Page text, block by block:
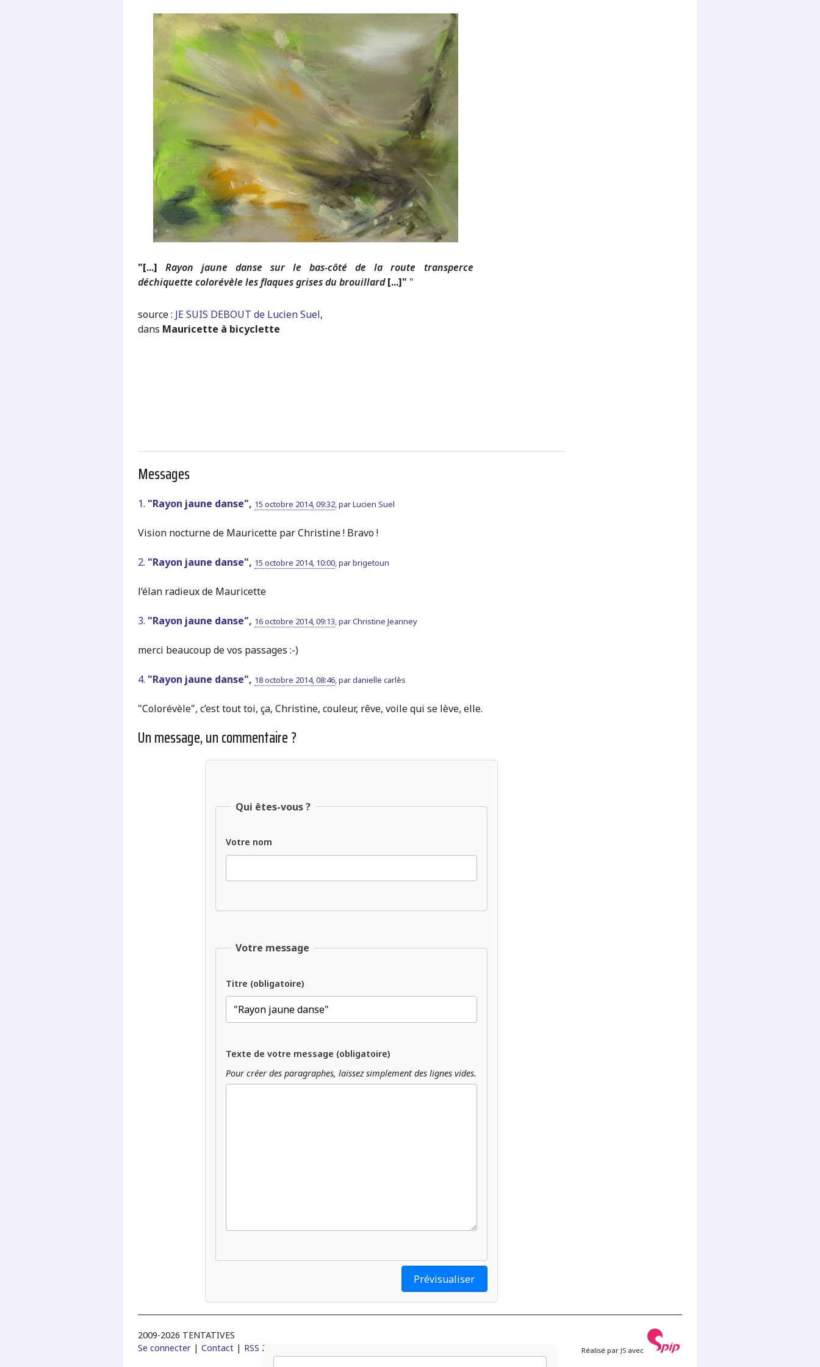
"[...] Rayon jaune danse sur le bas-côté de la route transperce
déchiquette colorévèle les flaques grises du brouillard[...]" "
source : JE SUIS DEBOUT de Lucien Suel,
dans Mauricette à bicyclette
Messages
1. "Rayon jaune danse", 15 octobre 2014, 09:32, parLucien Suel
Vision nocturne de Mauricette par Christine ! Bravo !
2. "Rayon jaune danse", 15 octobre 2014, 10:00, parbrigetoun
l’élan radieux de Mauricette
3. "Rayon jaune danse", 16 octobre 2014, 09:13 parChristine Jeanney
merci beaucoup de vos passages :-)
4. "Rayon jaune danse", 18 octobre 2014, 08:46, pardanielle carlès
"Colorévèle", c’est tout toi, ça, Christine, couleur, rêve, voile qui se lève, elle.
Un message, un commentaire ?
Qui êtes-vous ?
Votre nom
Votre message
Titre (obligatoire)
Texte de votre message (obligatoire)
Pour créer des paragraphes, laissez simplement des lignes vides.
2009-2026 TENTATIVES
Se connecter| Contact| RSS 2.0 Réalisé par JS avec